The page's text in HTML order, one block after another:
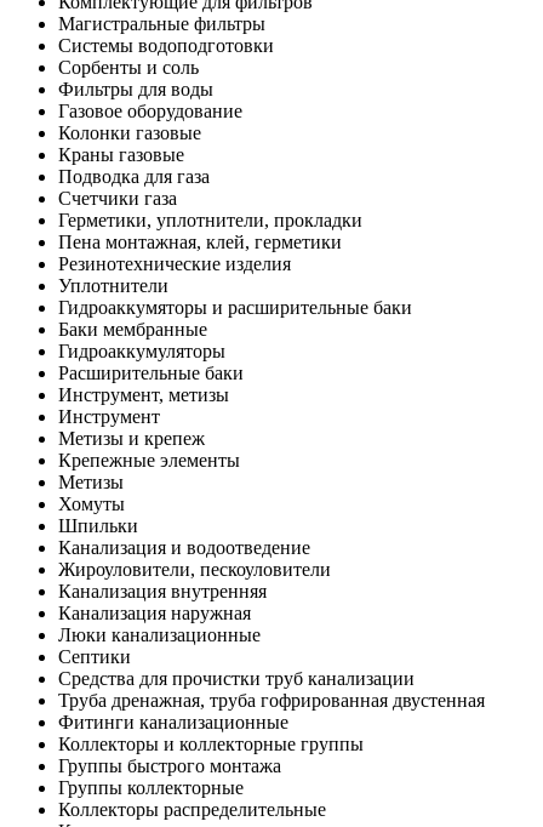
Магистральные фильтры
Системы водоподготовки
Сорбенты и соль
Фильтры для воды
Газовое оборудование
Колонки газовые
Краны газовые
Подводка для газа
Счетчики газа
Герметики, уплотнители, прокладки
Пена монтажная, клей, герметики
Резинотехнические изделия
Уплотнители
Гидроаккумяторы и расширительные баки
Баки мембранные
Гидроаккумуляторы
Расширительные баки
Инструмент, метизы
Инструмент
Метизы и крепеж
Крепежные элементы
Метизы
Хомуты
Шпильки
Канализация и водоотведение
Жироуловители, пескоуловители
Канализация внутренняя
Канализация наружная
Люки канализационные
Септики
Средства для прочистки труб канализации
Труба дренажная, труба гофрированная двустенная
Фитинги канализационные
Коллекторы и коллекторные группы
Группы быстрого монтажа
Группы коллекторные
Коллекторы распределительные